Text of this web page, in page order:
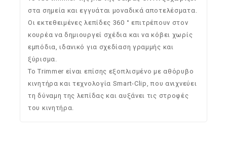
στα σημεία και εγγυάται μοναδικά αποτελέσματα.
Οι εκτεθειμένες λεπίδες 360 ° επιτρέπουν στον
κουρέα να δημιουργεί σχέδια και να κόβει χωρίς
εμπόδια, ιδανικό για σχεδίαση γραμμής και
ξύρισμα.
Το Trimmer είναι επίσης εξοπλισμένο με αθόρυβο
κινητήρα και τεχνολογία Smart-Clip, που ανιχνεύει
τη δύναμη της λεπίδας και αυξάνει τις στροφές
του κινητήρα.